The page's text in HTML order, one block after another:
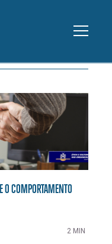
O COMPORTAMENTO
2 MIN